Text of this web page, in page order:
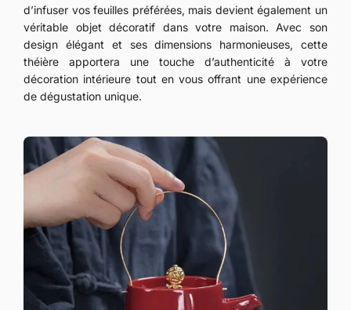
d’infuser vos feuilles préférées, mais devient également un
véritable objet décoratif dans votre maison. Avec son
design élégant et ses dimensions harmonieuses, cette
théière apportera une touche d’authenticité à votre
décoration intérieure tout en vous offrant une expérience
de dégustation unique.